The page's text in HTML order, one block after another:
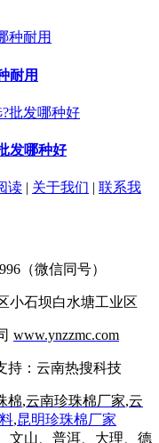
耐用
发哪种好
读 | 关于我们 | 联系我
（微信同号）
小石坝白水塘工业区
www.ynzzmc.com
持：云南热搜科技
棉,云南珍珠棉厂家,云
,昆明珍珠棉厂家
文山、普洱、大理、德